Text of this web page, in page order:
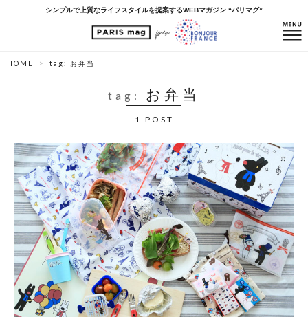
シンプルで上質なライフスタイルを提案するWEBマガジン “パリマグ”
HOME tag: お弁当
tag: お弁当
1 POST